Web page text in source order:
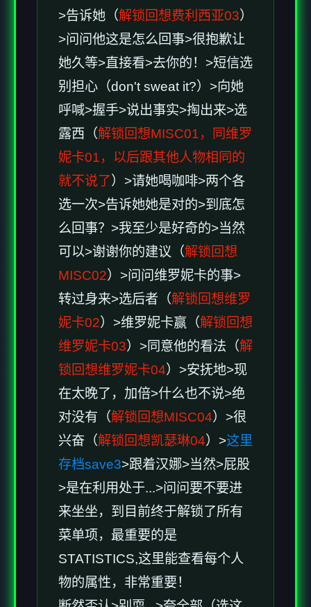
>告诉她（解锁回想费利西亚03）
>问问他这是怎么回事>很抱歉让
她久等>直接看>去你的！>短信选
别担心（don't sweat it?）>向她
呼喊>握手>说出事实>掏出来>选
露西（解锁回想MISC01，同维罗
妮卡01，以后跟其他人物相同的
就不说了）>请她喝咖啡>两个各
选一次>告诉她她是对的>到底怎
么回事？>我至少是好奇的>当然
可以>谢谢你的建议（解锁回想
MISC02）>问问维罗妮卡的事>
转过身来>选后者（解锁回想维罗
妮卡02）>维罗妮卡赢（解锁回想
维罗妮卡03）>同意他的看法（解
锁回想维罗妮卡04）>安抚地>现
在太晚了，加倍>什么也不说>绝
对没有（解锁回想MISC04）>很
兴奋（解锁回想凯瑟琳04）>这里
存档save3>跟着汉娜>当然>屁股
>是在利用处于...>问问要不要进
来坐坐，到目前终于解锁了所有
菜单项，最重要的是
STATISTICS,这里能查看每个人
物的属性，非常重要！